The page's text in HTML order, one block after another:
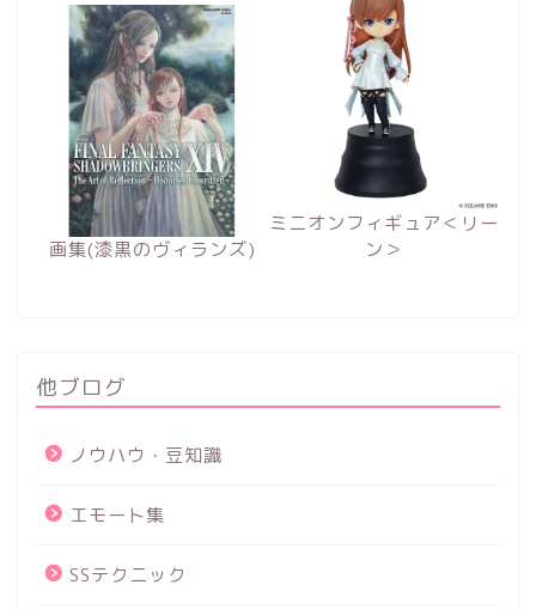
画集(漆黒のヴィランズ)
ミニオンフィギュア＜リー
ン＞
他ブログ
ノウハウ・豆知識
エモート集
SSテクニック